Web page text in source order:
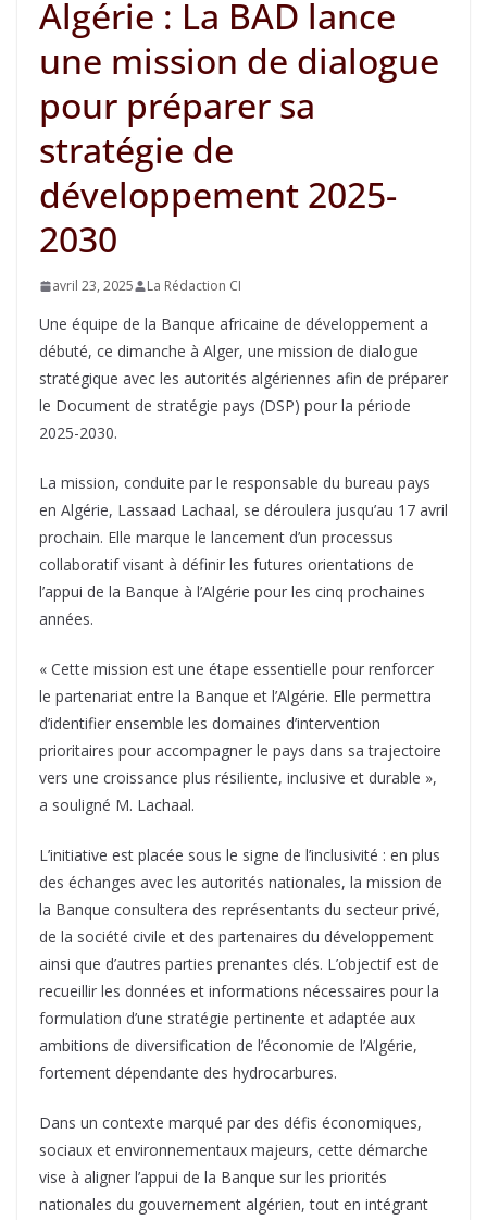
Algérie : La BAD lance
une mission de dialogue
pour préparer sa
stratégie de
développement 2025-
2030
avril 23, 2025 La Rédaction CI
Une équipe de la Banque africaine de développement a
débuté, ce dimanche à Alger, une mission de dialogue
stratégique avec les autorités algériennes afin de préparer
le Document de stratégie pays (DSP) pour la période
2025-2030.
La mission, conduite par le responsable du bureau pays
en Algérie, Lassaad Lachaal, se déroulera jusqu’au 17 avril
prochain. Elle marque le lancement d’un processus
collaboratif visant à définir les futures orientations de
l’appui de la Banque à l’Algérie pour les cinq prochaines
années.
« Cette mission est une étape essentielle pour renforcer
le partenariat entre la Banque et l’Algérie. Elle permettra
d’identifier ensemble les domaines d’intervention
prioritaires pour accompagner le pays dans sa trajectoire
vers une croissance plus résiliente, inclusive et durable »,
a souligné M. Lachaal.
L’initiative est placée sous le signe de l’inclusivité : en plus
des échanges avec les autorités nationales, la mission de
la Banque consultera des représentants du secteur privé,
de la société civile et des partenaires du développement
ainsi que d’autres parties prenantes clés. L’objectif est de
recueillir les données et informations nécessaires pour la
formulation d’une stratégie pertinente et adaptée aux
ambitions de diversification de l’économie de l’Algérie,
fortement dépendante des hydrocarbures.
Dans un contexte marqué par des défis économiques,
sociaux et environnementaux majeurs, cette démarche
vise à aligner l’appui de la Banque sur les priorités
nationales du gouvernement algérien, tout en intégrant